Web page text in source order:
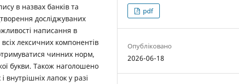
в назвах банків та
досліджуваних
написання в
лексичних компонентів
чинних норм,
букви. Також наголошено
внутрішніх лапок у разі
pdf
Опубліковано
2026-06-18